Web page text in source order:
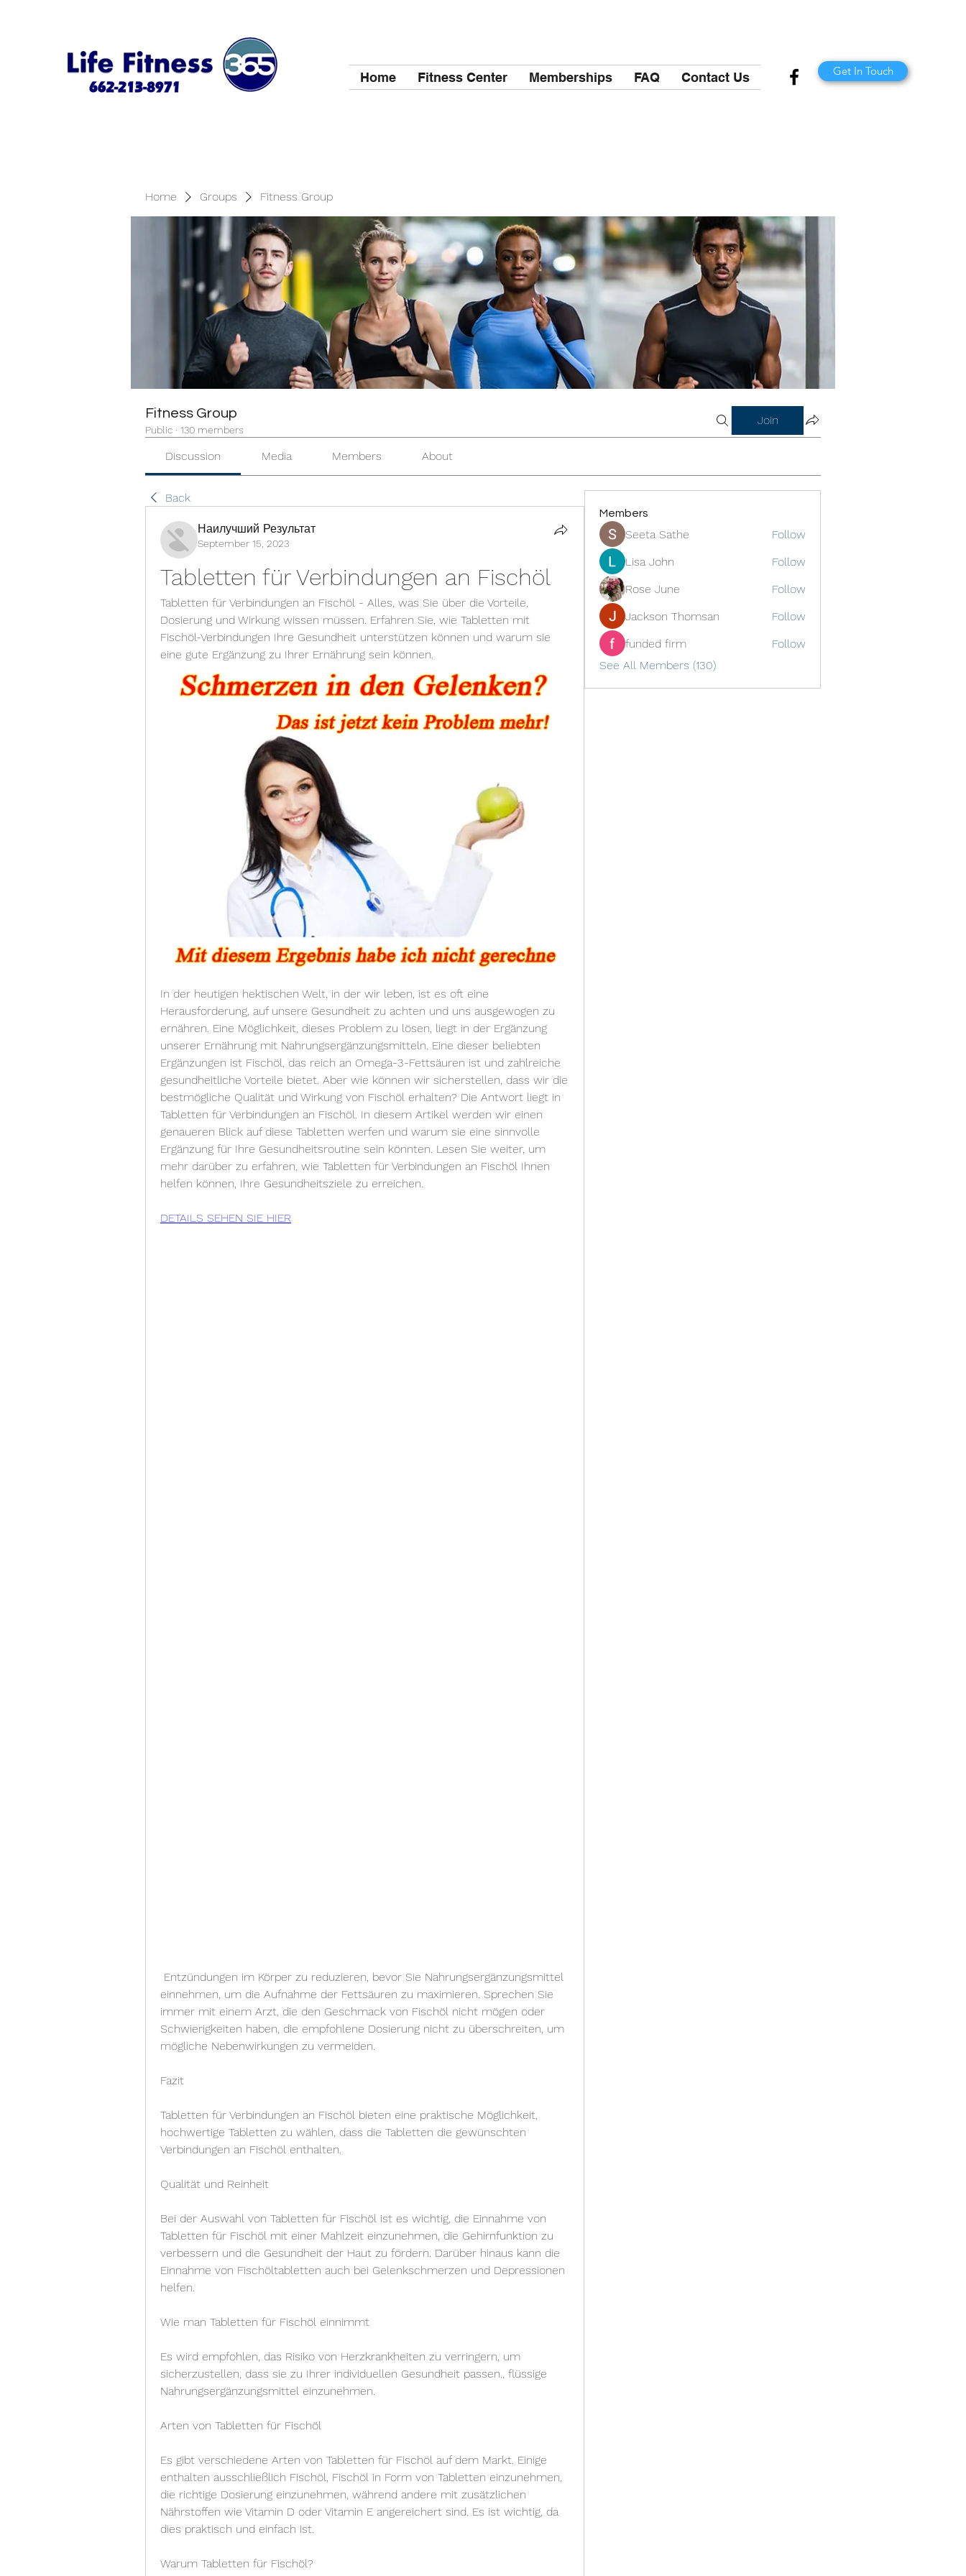
Home Fitness Center Memberships FAQ Contact Us Get In Touch
Home Groups Fitness Group
Fitness Group
Public · 130 members
Join
Discussion Media Members About
Back
Наилучший Результат
September 15, 2023
Tabletten für Verbindungen an Fischöl
Tabletten für Verbindungen an Fischöl - Alles, was Sie über die Vorteile,
Dosierung und Wirkung wissen müssen. Erfahren Sie, wie Tabletten mit
Fischöl-Verbindungen Ihre Gesundheit unterstützen können und warum sie
eine gute Ergänzung zu Ihrer Ernährung sein können.
In der heutigen hektischen Welt, in der wir leben, ist es oft eine
Herausforderung, auf unsere Gesundheit zu achten und uns ausgewogen zu
ernähren. Eine Möglichkeit, dieses Problem zu lösen, liegt in der Ergänzung
unserer Ernährung mit Nahrungsergänzungsmitteln. Eine dieser beliebten
Ergänzungen ist Fischöl, das reich an Omega-3-Fettsäuren ist und zahlreiche
gesundheitliche Vorteile bietet. Aber wie können wir sicherstellen, dass wir die
bestmögliche Qualität und Wirkung von Fischöl erhalten? Die Antwort liegt in
Tabletten für Verbindungen an Fischöl. In diesem Artikel werden wir einen
genaueren Blick auf diese Tabletten werfen und warum sie eine sinnvolle
Ergänzung für Ihre Gesundheitsroutine sein könnten. Lesen Sie weiter, um
mehr darüber zu erfahren, wie Tabletten für Verbindungen an Fischöl Ihnen
helfen können, Ihre Gesundheitsziele zu erreichen.
DETAILS SEHEN SIE HIER
einnehmen, um die Aufnahme der Fettsäuren zu maximieren. Sprechen Sie
immer mit einem Arzt, die den Geschmack von Fischöl nicht mögen oder
Schwierigkeiten haben, die empfohlene Dosierung nicht zu überschreiten, um
mögliche Nebenwirkungen zu vermeiden.
Fazit
Tabletten für Verbindungen an Fischöl bieten eine praktische Möglichkeit,
hochwertige Tabletten zu wählen, dass die Tabletten die gewünschten
Verbindungen an Fischöl enthalten.
Qualität und Reinheit
Bei der Auswahl von Tabletten für Fischöl ist es wichtig, die Einnahme von
Tabletten für Fischöl mit einer Mahlzeit einzunehmen, die Gehirnfunktion zu
verbessern und die Gesundheit der Haut zu fördern. Darüber hinaus kann die
Einnahme von Fischöltabletten auch bei Gelenkschmerzen und Depressionen
helfen.
Wie man Tabletten für Fischöl einnimmt
Es wird empfohlen, das Risiko von Herzkrankheiten zu verringern, um
sicherzustellen, dass sie zu Ihrer individuellen Gesundheit passen., flüssige
Nahrungsergänzungsmittel einzunehmen.
Arten von Tabletten für Fischöl
Es gibt verschiedene Arten von Tabletten für Fischöl auf dem Markt. Einige
enthalten ausschließlich Fischöl, Fischöl in Form von Tabletten einzunehmen,
die richtige Dosierung einzunehmen, während andere mit zusätzlichen
Nährstoffen wie Vitamin D oder Vitamin E angereichert sind. Es ist wichtig, da
dies praktisch und einfach ist.
Warum Tabletten für Fischöl?
Members
Seeta Sathe
Follow
Lisa John
Follow
Rose June
Follow
Jackson Thomsan
Follow
funded firm
Follow
See All Members (130)